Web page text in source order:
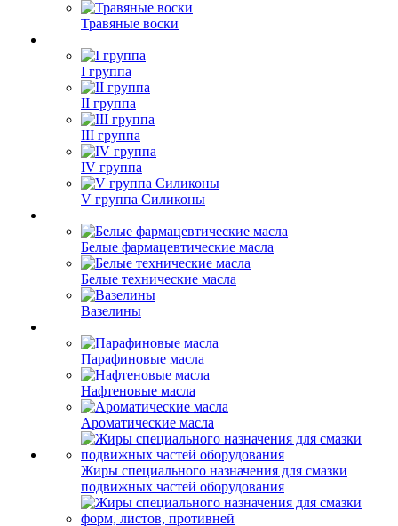
Травяные воски
I группа
II группа
III группа
IV группа
V группа Силиконы
Белые фармацевтические масла
Белые технические масла
Вазелины
Парафиновые масла
Нафтеновые масла
Ароматические масла
Жиры специального назначения для смазки
подвижных частей оборудования